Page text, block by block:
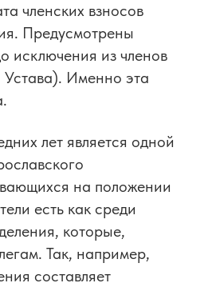
членских взносов
Предусмотрены
исключения из членов
Устава). Именно эта
лет является одной
на положении
есть как среди
которые,
Так, например,
составляет